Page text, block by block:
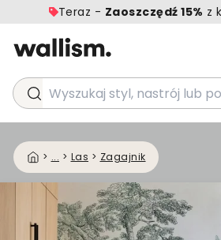
Teraz - Zaoszczędź 15% z
Wyszukaj styl, nastrój lub
> ... > Las > Zagajnik